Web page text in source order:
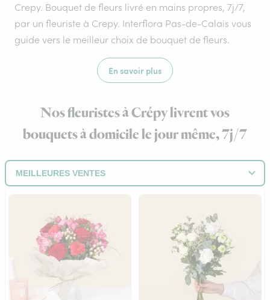
Crepy. Bouquet de fleurs livré en mains propres, 7j/7,
par un fleuriste à Crepy. Interflora Pas-de-Calais vous
guide vers le meilleur choix de bouquet de fleurs.
En savoir plus
Nos fleuristes à Crépy livrent vos
bouquets à domicile le jour même, 7j/7